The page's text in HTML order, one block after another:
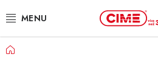
na
ZAHRADA, LES
Domů